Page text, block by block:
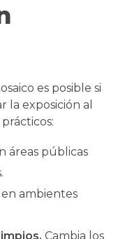
es posible si
la exposición al
áreas públicas
en ambientes
Cambia los